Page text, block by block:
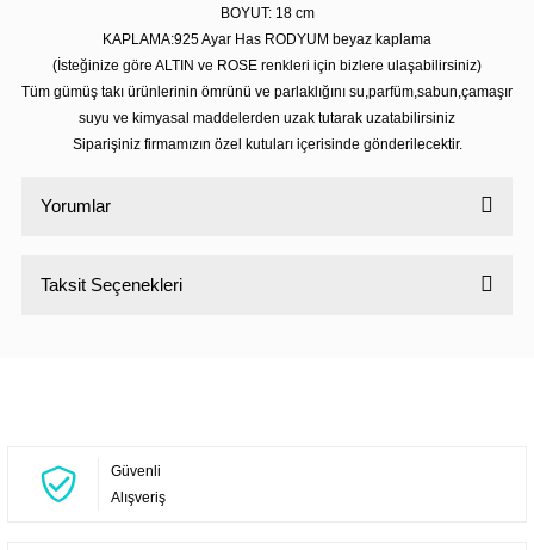
BOYUT: 18 cm
KAPLAMA:925 Ayar Has RODYUM beyaz kaplama
(İsteğinize göre ALTIN ve ROSE renkleri için bizlere ulaşabilirsiniz)
Tüm gümüş takı ürünlerinin ömrünü ve parlaklığını su,parfüm,sabun,çamaşır
suyu ve kimyasal maddelerden uzak tutarak uzatabilirsiniz
Siparişiniz firmamızın özel kutuları içerisinde gönderilecektir.
Yorumlar
Taksit Seçenekleri
Güvenli
Alışveriş